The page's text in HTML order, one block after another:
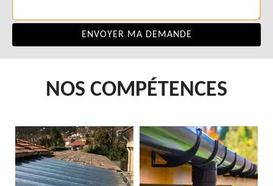
NOS COMPÉTENCES